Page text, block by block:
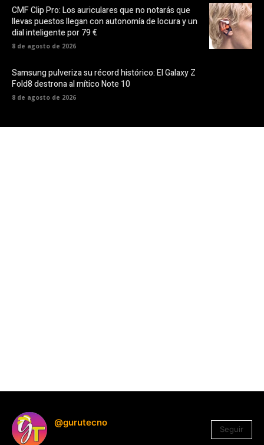
CMF Clip Pro: Los auriculares que no notarás que
llevas puestos llegan con autonomía de locura y un
dial inteligente por 79 €
8 de agosto de 2026
Samsung pulveriza su récord histórico: El Galaxy Z
Fold8 destrona al mítico Note 10
8 de agosto de 2026
@gurutecno
Seguir